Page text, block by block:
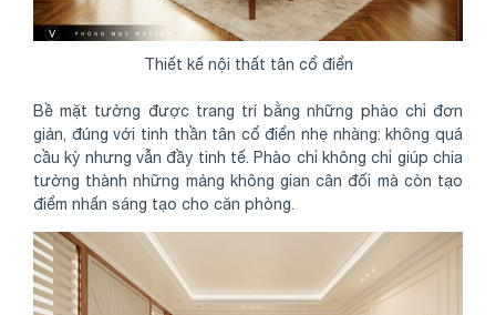
Thiết kế nội thất tân cổ điển
Bề mặt tường được trang trí bằng những phào chỉ đơn
giản, đúng với tinh thần tân cổ điển nhẹ nhàng: không quá
cầu kỳ nhưng vẫn đầy tinh tế. Phào chỉ không chỉ giúp chia
tường thành những mảng không gian cân đối mà còn tạo
điểm nhấn sáng tạo cho căn phòng.